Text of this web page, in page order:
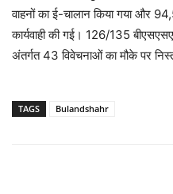
वाहनों का ई-चालान किया गया और
कार्यवाही की गई। 126/135
अंतर्गत 43 विवेचनाओं का मौके पर
TAGS Bulandshahr